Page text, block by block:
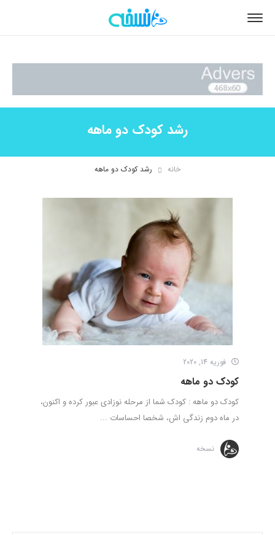
رشد کودک دو ماهه
خانه رشد کودک دو ماهه
فوریه 14, 2020
کودک دو ماهه
کودک دو ماهه : کودک شما از مرحله نوزادی عبور کرده و اکنون،
در ماه دوم زندگی اش، شخصا احساسات ...
نسخه